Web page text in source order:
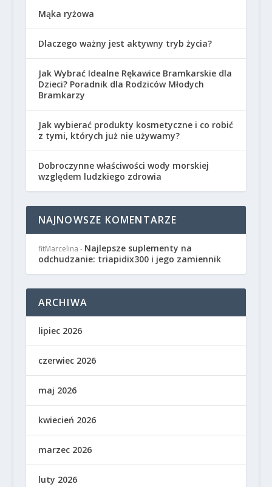
Mąka ryżowa
Dlaczego ważny jest aktywny tryb życia?
Jak Wybrać Idealne Rękawice Bramkarskie dla
Dzieci? Poradnik dla Rodziców Młodych
Bramkarzy
Jak wybierać produkty kosmetyczne i co robić
z tymi, których już nie używamy?
Dobroczynne właściwości wody morskiej
względem ludzkiego zdrowia
NAJNOWSZE KOMENTARZE
fitMarcelina - Najlepsze suplementy na
odchudzanie: triapidix300 i jego zamiennik
ARCHIWA
lipiec 2026
czerwiec 2026
maj 2026
kwiecień 2026
marzec 2026
luty 2026